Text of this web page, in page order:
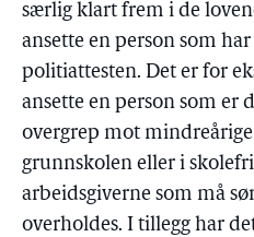
særlig klart frem i de
ansette en person som
politiattesten. Det er for
ansette en person som er
overgrep mot
grunnskolen eller i
arbeidsgiverne som må
overholdes. I tillegg har